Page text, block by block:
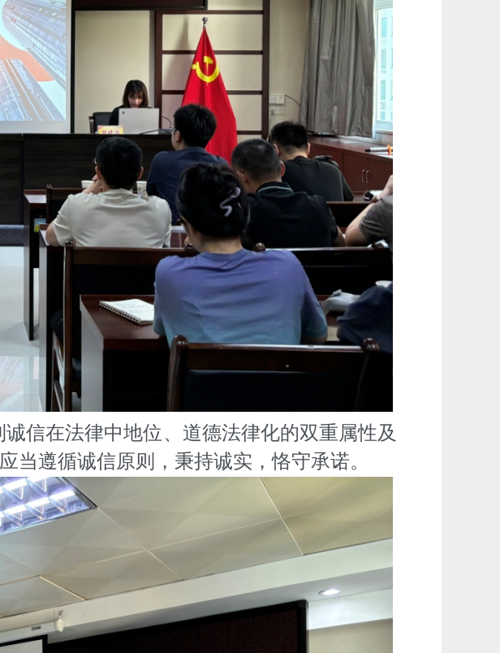
信在法律中地位、道德法律化的双重属性及
当遵循诚信原则，秉持诚实，恪守承诺。